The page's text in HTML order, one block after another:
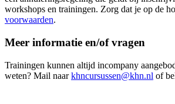
workshops en trainingen. Zorg dat je op de
voorwaarden.
Meer informatie en/of vragen
Trainingen kunnen altijd incompany
weten? Mail naarkhncursussen@khn.nl of